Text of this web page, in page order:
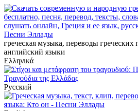
Песни Эллады
греческая музыка, переводы греческих
английский языки
Ελληνικά
Русский